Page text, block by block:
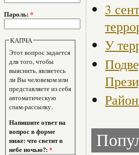
Пароль: *
КАПЧА
Этот вопрос задается
для того, чтобы
выяснить, являетесь
ли Вы человеком или
представляете из себя
автоматическую
спам-рассылку.
Напишите ответ на
вопрос в форме
ниже: что светит в
небе ночью?:*
3
У